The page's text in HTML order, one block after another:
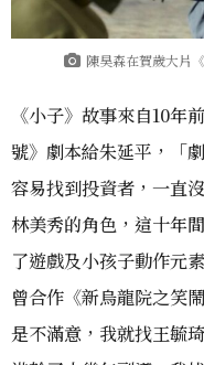
陳昊森在賀歲大片
《小子》故事來自10年
號》劇本給朱延平，「
容易找到投資者，一直
林美秀的角色，這十年
了遊戲及小孩子動作元
曾合作《新烏龍院之笑
是不滿意，我就找王毓